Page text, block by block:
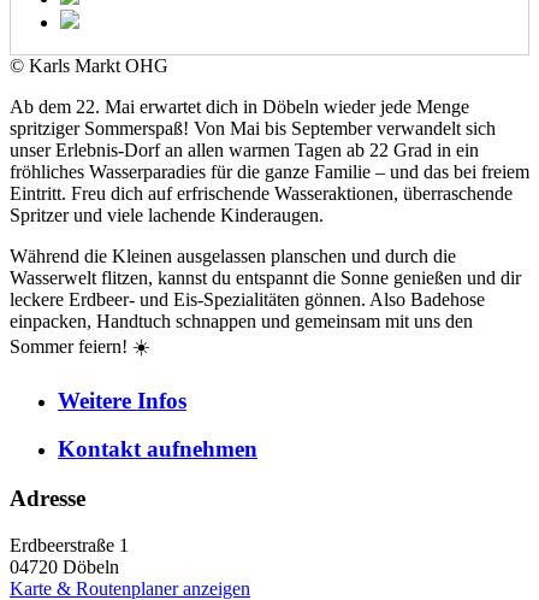
© Karls Markt OHG
Ab dem 22. Mai erwartet dich in Döbeln wieder jede Menge
spritziger Sommerspaß! Von Mai bis September verwandelt sich
unser Erlebnis-Dorf an allen warmen Tagen ab 22 Grad in ein
fröhliches Wasserparadies für die ganze Familie – und das bei freiem
Eintritt. Freu dich auf erfrischende Wasseraktionen, überraschende
Spritzer und viele lachende Kinderaugen.
Während die Kleinen ausgelassen planschen und durch die
Wasserwelt flitzen, kannst du entspannt die Sonne genießen und dir
leckere Erdbeer- und Eis-Spezialitäten gönnen. Also Badehose
einpacken, Handtuch schnappen und gemeinsam mit uns den
Sommer feiern! ☀️
Weitere Infos
Kontaktaufnehmen
Adresse
Erdbeerstraße 1
04720 Döbeln
Karte & Routenplaner anzeigen